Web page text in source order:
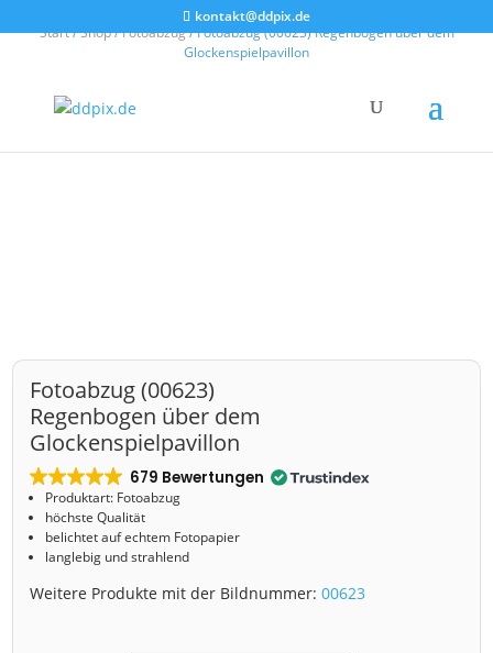
kontakt@ddpix.de
Start/Shop/Fotoabzug/ Fotoabzug (00623) Regenbogen über dem
Glockenspielpavillon
Fotoabzug (00623)
Regenbogen über dem
Glockenspielpavillon
679 Bewertungen
Produktart: Fotoabzug
höchste Qualität
belichtet auf echtem Fotopapier
langlebig und strahlend
Weitere Produkte mit der Bildnummer:00623